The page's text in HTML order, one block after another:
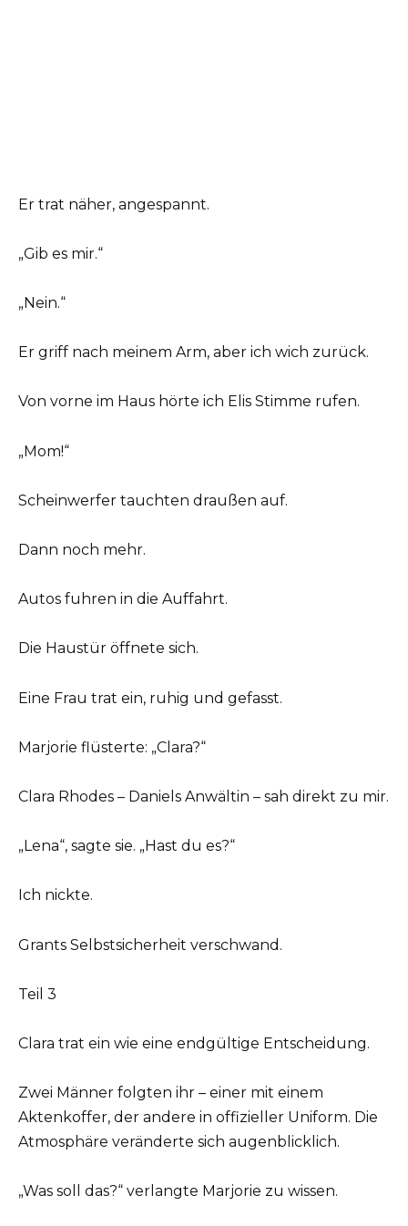
Er trat näher, angespannt.
„Gib es mir.“
„Nein.“
Er griff nach meinem Arm, aber ich wich zurück.
Von vorne im Haus hörte ich Elis Stimme rufen.
„Mom!“
Scheinwerfer tauchten draußen auf.
Dann noch mehr.
Autos fuhren in die Auffahrt.
Die Haustür öffnete sich.
Eine Frau trat ein, ruhig und gefasst.
Marjorie flüsterte: „Clara?“
Clara Rhodes – Daniels Anwältin – sah direkt zu mir.
„Lena“, sagte sie. „Hast du es?“
Ich nickte.
Grants Selbstsicherheit verschwand.
Teil 3
Clara trat ein wie eine endgültige Entscheidung.
Zwei Männer folgten ihr – einer mit einem
Aktenkoffer, der andere in offizieller Uniform. Die
Atmosphäre veränderte sich augenblicklich.
„Was soll das?“ verlangte Marjorie zu wissen.